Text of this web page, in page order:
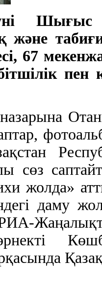
Шығыс
және
67
пен
сөз
жолда»
даму